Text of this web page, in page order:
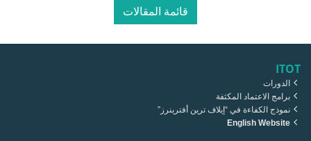
قائمة المقالات
ITOT
الدورات
برامج الاعتماد المكثفة
نموذج الكفاءة في “إيلاف ترين أفترينرز”
English Website